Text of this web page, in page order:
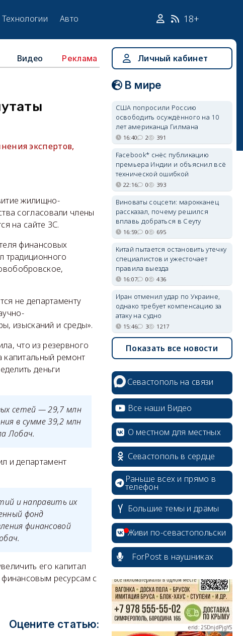
Технологии Авто 18+
Видео Реклама
экспертов,
жилищно-
согласовали члены
на сайте ЗС.
финансовых
традиционного
не департаменту
изысканий и среды».
что из резервного
ремонт
деньги
сетей — 29,7 млн
в сумме 39,2 млн
Лобач.
и департамент
и направить их
фонд
финансовой
его капитал
ресурсам с
Оцените статью:
Личный кабинет
В мире
США попросили Россию
освободить осуждённого на 10
лет американца Гилмана
16:40 2 391
Facebook* снёс публикацию
премьера Индии и объяснил всё
технической ошибкой
22:16 0 393
Виноваты соцсети: марокканец
рассказал, почему решился
вплавь добраться в Сеуту
16:59 0 695
Китай пытается остановить утечку
специалистов и ужесточает
правила выезда
16:07 0 436
Иран отменил удар по Украине,
однако требует компенсацию за
атаку на судно
15:46 3 1217
Показать все новости
Севастополь на связи
Все наши Видео
О местном для местных
Севастополь в сердце
Раньше всех и прямо в
телефон
Большие темы и драмы
Живи по-севастопольски
ForPost в наушниках
erid: 2SDnjcrDNw6
erid: 2SDnjdPjgYS